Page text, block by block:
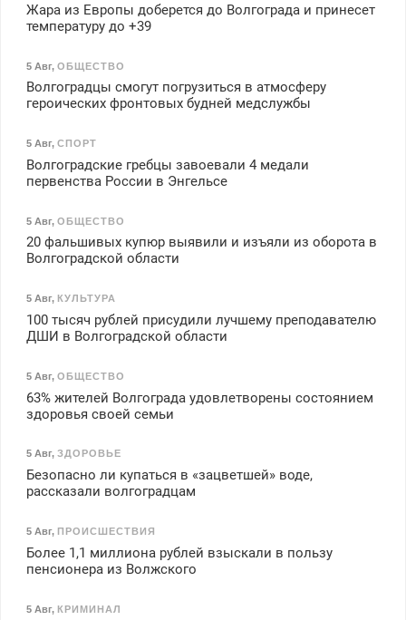
Жара из Европы доберется до Волгограда и принесет
температуру до +39
5 Авг, ОБЩЕСТВО
Волгоградцы смогут погрузиться в атмосферу
героических фронтовых будней медслужбы
5 Авг, СПОРТ
Волгоградские гребцы завоевали 4 медали
первенства России в Энгельсе
5 Авг, ОБЩЕСТВО
20 фальшивых купюр выявили и изъяли из оборота в
Волгоградской области
5 Авг, КУЛЬТУРА
100 тысяч рублей присудили лучшему преподавателю
ДШИ в Волгоградской области
5 Авг, ОБЩЕСТВО
63% жителей Волгограда удовлетворены состоянием
здоровья своей семьи
5 Авг, ЗДОРОВЬЕ
Безопасно ли купаться в «зацветшей» воде,
рассказали волгоградцам
5 Авг, ПРОИСШЕСТВИЯ
Более 1,1 миллиона рублей взыскали в пользу
пенсионера из Волжского
5 Авг, КРИМИНАЛ